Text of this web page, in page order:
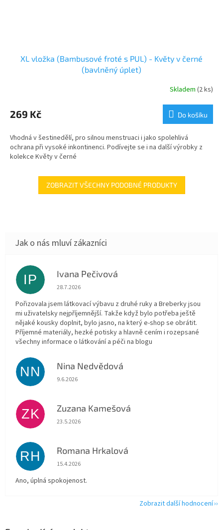
XL vložka (Bambusové froté s PUL) - Květy v černé
(bavlněný úplet)
Skladem (2 ks)
269 Kč Do košíku
Vhodná v šestinedělí, pro silnou menstruaci i jako spolehlivá
ochrana při vysoké inkontinenci. Podívejte se i na další výrobky z
kolekce Květy v černé
ZOBRAZIT VŠECHNY PODOBNÉ PRODUKTY
IP Ivana Pečivová
Hodnocení obchodu je 5 z 5 hvězdiček.
28.7.2026
Pořizovala jsem látkovací výbavu z druhé ruky a Breberky jsou
mi uživatelsky nejpříjemnější. Takže když bylo potřeba ještě
nějaké kousky doplnit, bylo jasno, na který e-shop se obrátit.
Příjemné materiály, hezké potisky a hlavně cením i rozepsané
všechny informace o látkování a péči na blogu
NN Nina Nedvědová
Hodnocení obchodu je 5 z 5 hvězdiček.
9.6.2026
ZK Zuzana Kamešová
Hodnocení obchodu je 5 z 5 hvězdiček.
23.5.2026
RH Romana Hrkalová
Hodnocení obchodu je 5 z 5 hvězdiček.
15.4.2026
Ano, úplná spokojenost.
Zobrazit další hodnocení